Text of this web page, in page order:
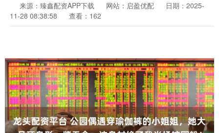
来源：臻鑫配资APP下载 网站：启盈优配
日期：2025-
11-28 08:38:58
查看：162